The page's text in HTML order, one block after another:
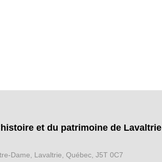
et du patrimoine de Lavaltrie
Dame, Lavaltrie, Québec, J5T 0C7